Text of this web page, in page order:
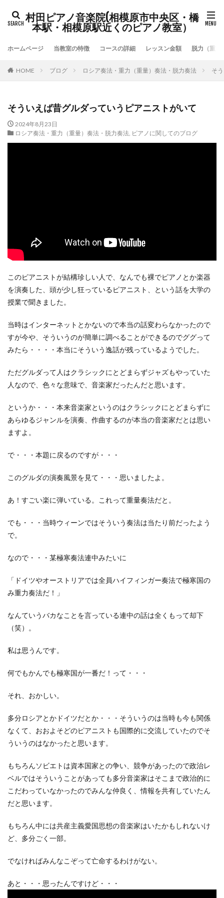
村田ピアノ音楽院(相模原市中央区・橋
本駅・相模原駅近くのピアノ教室）
ホームページ 当教室の特徴 コースの詳細 レッスン金額 脱力（重力
HOME ブログ ロシア奏法・重力（重量）奏法・脱力奏法 そ
そういえば昔グルダっていうピアニストがいて
2024年8月23日
ロシア奏法・重力（重量）奏法・脱力奏法, ピアノに関してのブログ
このピアニストが結構珍しい人で、なんでも裸でピアノとか楽器
を演奏した、頭が少し狂っているピアニスト、という話を大学の
授業で聞きました。
当時はインターネットとかないので本当の話変わらなかったので
すが今や、そういうのが簡単に調べることができるのでググって
みたら・・・・本当にそういう逸話が残っているようでした。
ただグルダって人はクラシックにとどまらずジャズもやっていた
人なので、色々な意味で、音楽家だったんだと思います。
というか・・・本来音楽家というのはクラシックにとどまらずに
あらゆるジャンルを演奏、作曲するのが本当の音楽家だとは思い
ますよ。
で・・・本題に戻るのですが・・・
このグルダの演奏風景を見て・・・思いましたよ。
あ！すごい楽に弾いている。これって重量奏法だと。
でも・・・当時ウィーンではそういう奏法は当たり前だったよう
で。
なので・・・某極寒奏法連中みたいに
「ドイツやオーストリアでは全員ハイフィンガー奏法で極寒国の
み重力奏法だ！」
なんていうバカなことを言っている連中の話は全くもって却下
（笑）。
私は思うんです。
何でもかんでも極寒国が一番だ！って・・・
それ、おかしい。
多分ロシアとかドイツだとか・・・そういうのは当時も今も関係
なくて、おおよそどのピアニストも国際的に交流していたのでそ
ういうのはなかったと思います。
もちろんソビエトは資本国家との争い、競争があったので政治レ
ベルではそういうことがあっても多分音楽家はそこまで政治的に
こだわっていなかったのでみんな仲良く、情報を共有していたん
だと思います。
もちろん中には共産主義愛国思想の音楽家はいたかもしれないけ
ど、多分ごく一部。
でなければみんなこぞって亡命するわけがない。
あと・・・思ったんですけど・・・